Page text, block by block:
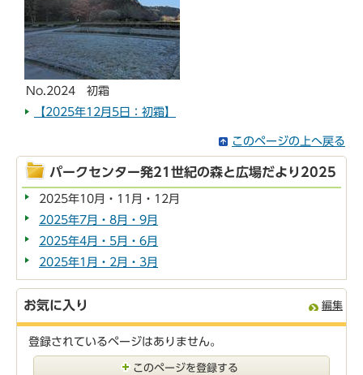
No.2024 初霜
【2025年12月5日：初霜】
このページの上へ戻る
パークセンター発21世紀の森と広場だより2025
2025年10月・11月・12月
2025年7月・8月・9月
2025年4月・5月・6月
2025年1月・2月・3月
お気に入り 編集
登録されているページはありません。
このページを登録する